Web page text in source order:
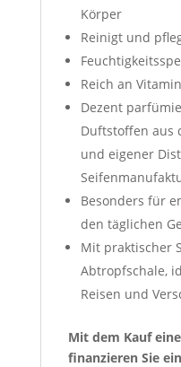
Körper
Reinigt und
Reich an
Dezent
Duftstoffen aus
und eigener
Besonders für
den täglichen
Mit praktischer
Abtropfschale,
Reisen und
Mit dem Kauf
finanzieren Sie